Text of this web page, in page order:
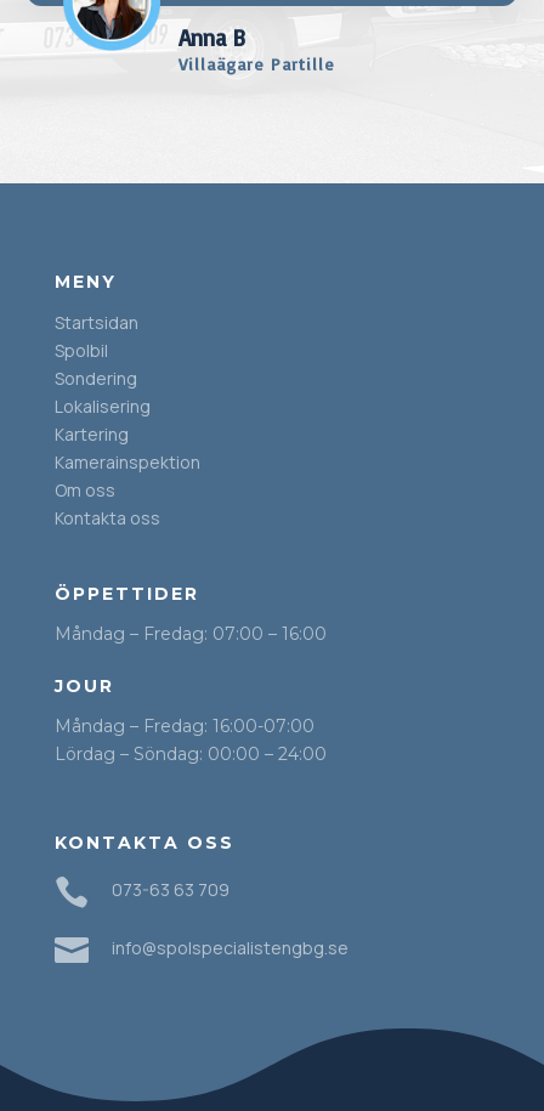
Anna B
Villaägare Partille
MENY
Startsidan
Spolbil
Sondering
Lokalisering
Kartering
Kamerainspektion
Om oss
Kontakta oss
ÖPPETTIDER
Måndag – Fredag: 07:00 – 16:00
JOUR
Måndag – Fredag: 16:00-07:00
Lördag – Söndag: 00:00 – 24:00
KONTAKTA OSS
 073-63 63 709
 info@spolspecialistengbg.se